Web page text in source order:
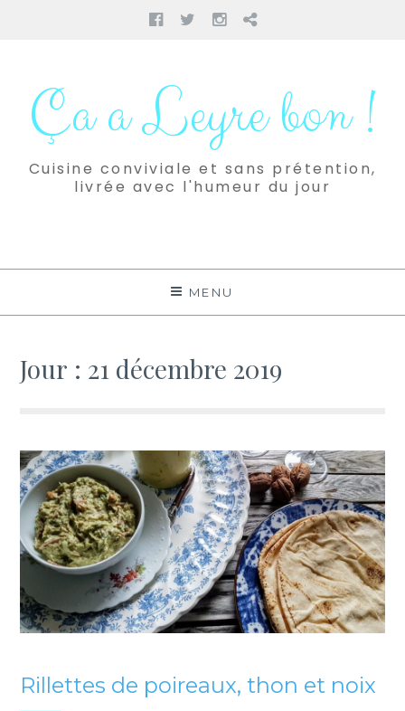
Facebook
TwitterInstagram
Pinterest
contenuÇa a Leyre bon !
Cuisine conviviale et sans prétention,
livrée avec l'humeur du jour
MENU
Jour : 21 décembre 2019
Rillettes de poireaux, thon et noix